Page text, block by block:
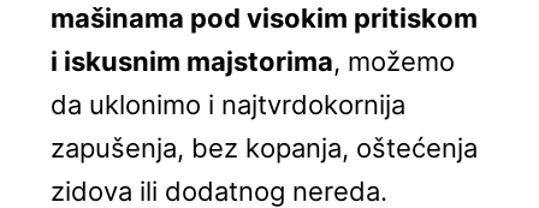
mašinama pod visokim pritiskom
i iskusnim majstorima, možemo
da uklonimo i najtvrdokornija
zapušenja, bez kopanja, oštećenja
zidova ili dodatnog nereda.